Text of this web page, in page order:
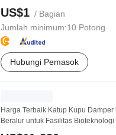
US$1 / Bagian
Jumlah minimum:10 Potong
Hubungi Pemasok
Harga Terbaik Katup Kupu Damper
Beralur untuk Fasilitas Bioteknologi